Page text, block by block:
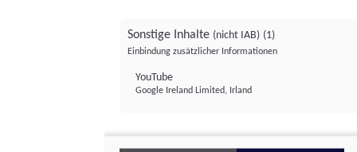
Sonstige Inhalte (nicht IAB) (1)
Einbindung zusätzlicher Informationen
YouTube
Google Ireland Limited, Irland